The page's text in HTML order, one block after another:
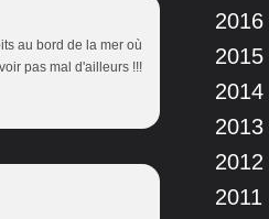
au bord de la mer où
pas mal d'ailleurs !!!
2016
2015
2014
2013
2012
2011